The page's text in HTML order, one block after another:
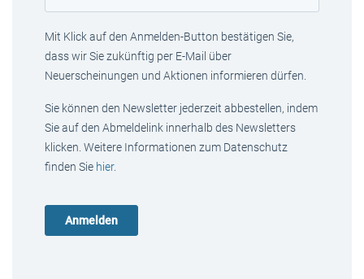
Mit Klick auf den Anmelden-Button bestätigen Sie,
dass wir Sie zukünftig per E-Mail über
Neuerscheinungen und Aktionen informieren dürfen.
Sie können den Newsletter jederzeit abbestellen, indem
Sie auf den Abmeldelink innerhalb des Newsletters
klicken. Weitere Informationen zum Datenschutz
finden Sie hier.